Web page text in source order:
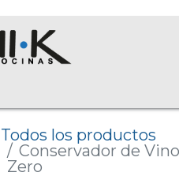
Todos los productos
Conservador de
Zero